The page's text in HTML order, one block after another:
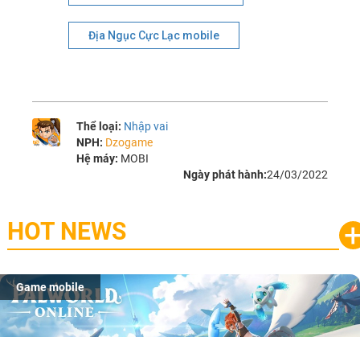
Địa Ngục Cực Lạc mobile
Thể loại: Nhập vai
NPH: Dzogame
Hệ máy: MOBI
Ngày phát hành:24/03/2022
HOT NEWS
Game mobile